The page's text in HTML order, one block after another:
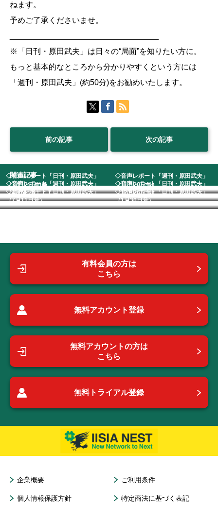
ねます。
予めご了承くださいませ。
※「日刊・原田武夫」は日々の“局面”を知りたい方に。
もっと基本的なところから分かりやすくという方には
「週刊・原田武夫」(約50分)をお勧めいたします。
前の記事 次の記事
関連記事
◇音声レポート「日刊・原田武夫」
（3月12日号)発...
◇音声レポート「週刊・原田武夫」
（11月20日号）
◇音声レポート「週刊・原田武夫」
（4月6日号） 1...
◇音声レポート「日刊・原田武夫」
（12月26日号）...
◇音声レポート「日刊・原田武夫」
（7月11日号） ...
◇音声レポート「日刊・原田武夫」
（1月30日号）
有料会員の方は
こちら
無料アカウント登録
無料アカウントの方は
こちら
無料トライアル登録
企業概要 ご利用条件
個人情報保護方針 特定商法に基づく表記